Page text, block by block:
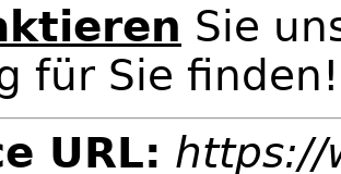
Sie
für Sie finden!
URL: https://